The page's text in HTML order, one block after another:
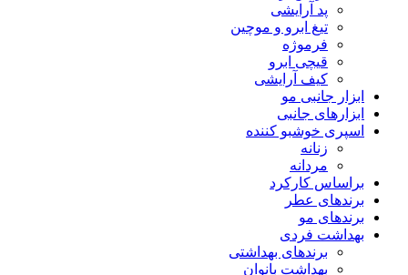
پد آرایشی
تیغ ابرو و موچین
فرموژه
قیچی ابرو
کیف آرایشی
ابزار جانبی مو
ابزارهای جانبی
اسپری خوشبو کننده
زنانه
مردانه
براساس کارکرد
برندهای عطر
برندهای مو
بهداشت فردی
برندهای بهداشتی
بهداشت بانوان